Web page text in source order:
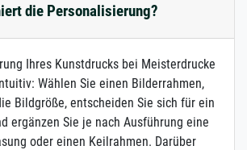
die Personalisierung?
Ihres Kunstdrucks bei Meisterdrucke
Wählen Sie einen Bilderrahmen,
Bildgröße, entscheiden Sie sich für ein
ergänzen Sie je nach Ausführung eine
oder einen Keilrahmen. Darüber